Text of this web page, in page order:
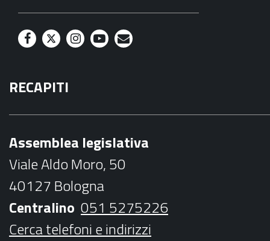
F
c
e
k
T
i
t
I
t
a
m
Y
t
b
e
M
l
RECAPITI
Assemblea legislativa
Viale Aldo Moro, 50
40127 Bologna
Centralino 051 5275226
Cerca telefoni e indirizzi